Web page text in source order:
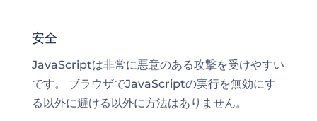
安全
JavaScriptは非常に悪意のある攻撃を受けやすい
です。 ブラウザでJavaScriptの実行を無効にす
る以外に避ける以外に方法はありません。